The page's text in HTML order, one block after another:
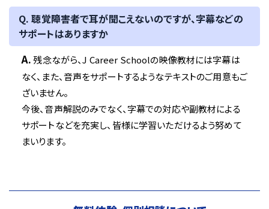
Q. 聴覚障害者で耳が聞こえないのですが、字幕などの
サポートはありますか
A.残念ながら、J Career Schoolの映像教材には字幕は
なく、また、音声をサポートするようなテキストのご用意もご
ざいません。
今後、音声解説のみでなく、字幕での対応や副教材による
サポートなどを充実し、皆様に学習いただけるよう努めて
まいります。